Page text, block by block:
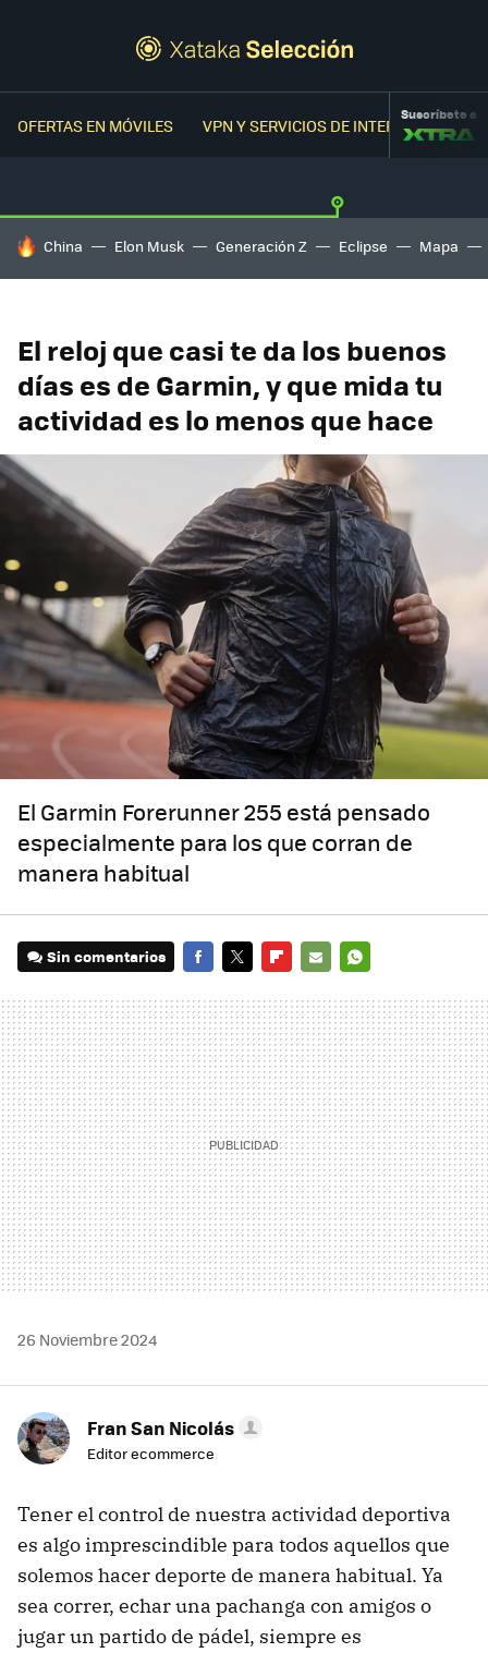
OFERTAS EN MÓVILES VPN Y SERVICIOS DE INTERNETSuscríbete a
HOY SE HABLA DE
China Elon Musk Generación Z Eclipse Mapa
El reloj que casi te da los buenos
días es de Garmin, y que mida tu
actividad es lo menos que hace
El Garmin Forerunner 255 está pensado
especialmente para los que corran de
manera habitual
Sin comentarios
MAIL
26 Noviembre 2024
Fran San Nicolás
Editor ecommerce
Tener el control de nuestra actividad deportiva
es algo imprescindible para todos aquellos que
solemos hacer deporte de manera habitual. Ya
sea correr, echar una pachanga con amigos o
jugar un partido de pádel, siempre es